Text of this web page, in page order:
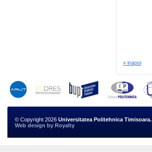
» inapoi
© Copyright 2026 Universitatea Politehnica Timisoara.
Web design by Royalty